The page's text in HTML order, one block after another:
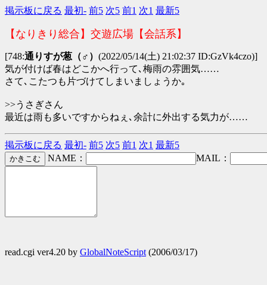
掲示板に戻る 最初- 前5 次5 前1 次1 最新5
【なりきり総合】交遊広場【会話系】
[748:通りすが葱（♂） (2022/05/14(土) 21:02:37 ID:GzVk4czo)]
気が付けば春はどこかへ行って､梅雨の雰囲気……
さて､こたつも片づけてしまいましょうか｡
>>うさぎさん
最近は雨も多いですからねぇ､余計に外出する気力が……
掲示板に戻る 最初- 前5 次5 前1 次1 最新5
NAME：
MAIL：
read.cgi ver4.20 by GlobalNoteScript (2006/03/17)